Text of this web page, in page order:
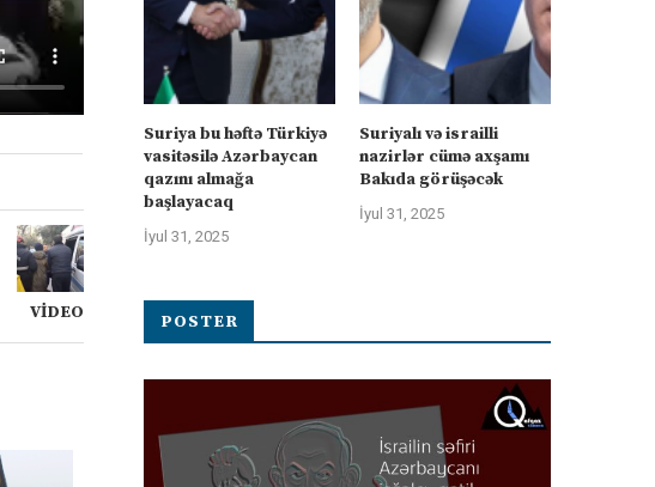
VİDEO
Suriya bu həftə Türkiyə
vasitəsilə Azərbaycan
qazını almağa
başlayacaq
İyul 31, 2025
Suriyalı və israilli
nazirlər cümə axşamı
Bakıda görüşəcək
İyul 31, 2025
POSTER